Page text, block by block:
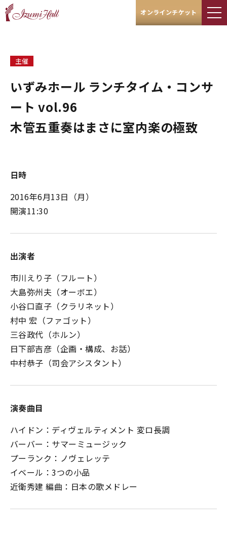
オンラインチケット
主催
いずみホール ランチタイム・コンサ
ート vol.96
木管五重奏はまさに室内楽の極致
日時
2016年6月13日（月）
開演11:30
出演者
市川えり子（フルート）
大島弥州夫（オーボエ）
小谷口直子（クラリネット）
村中 宏（ファゴット）
三谷政代（ホルン）
日下部吉彦（企画・構成、お話）
中村恭子（司会アシスタント）
演奏曲目
ハイドン：ディヴェルティメント 変ロ長調
バーバー：サマーミュージック
プーランク：ノヴェレッテ
イベール：3つの小品
近衛秀建 編曲：日本の歌メドレー